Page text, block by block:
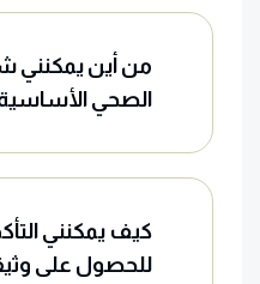
من أين يمكنني
الصحي
كيف يمكنني
للحصول على